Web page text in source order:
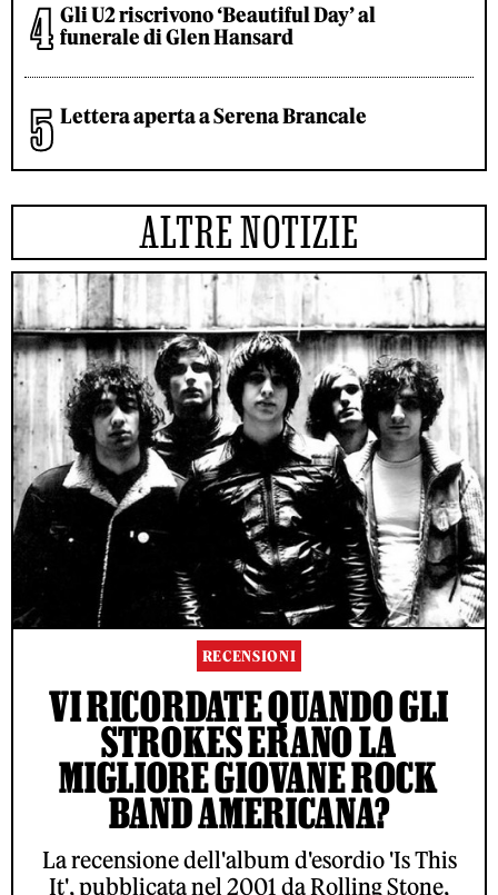
Gli U2 riscrivono ‘Beautiful Day’ al
funerale di Glen Hansard
Lettera aperta a Serena Brancale
ALTRE NOTIZIE
RECENSIONI
VI RICORDATE QUANDO GLI
STROKES ERANO LA
MIGLIORE GIOVANE ROCK
BAND AMERICANA?
La recensione dell'album d'esordio 'Is This
It', pubblicata nel 2001 da Rolling Stone,